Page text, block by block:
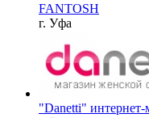
FANTOSH
г. Уфа
"Danetti"